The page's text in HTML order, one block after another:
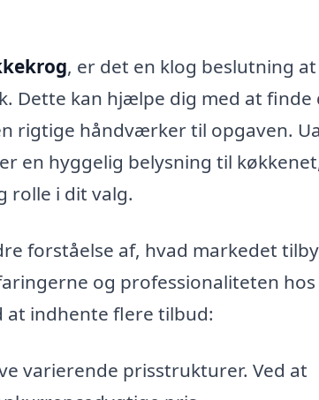
, er det en klog beslutning at
Dette kan hjælpe dig med at finde
rigtige håndværker til opgaven.
en hyggelig belysning til
rolle i dit valg.
forståelse af, hvad markedet
og professionaliteten hos
indhente flere tilbud:
varierende prisstrukturer. Ved at